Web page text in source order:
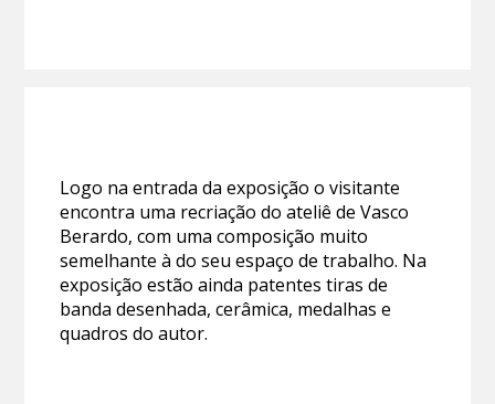
Logo na entrada da exposição o visitante
encontra uma recriação do ateliê de Vasco
Berardo, com uma composição muito
semelhante à do seu espaço de trabalho. Na
exposição estão ainda patentes tiras de
banda desenhada, cerâmica, medalhas e
quadros do autor.